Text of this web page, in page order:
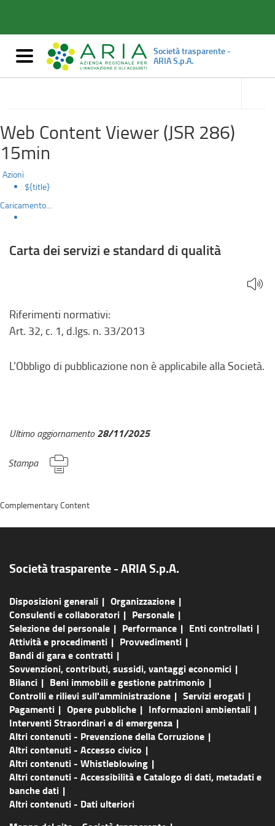
dei
servizi
e
di
qualità
Mostra/nascondi
navigazione
Società trasparente -
ARIA S.p.A.
accedi
Web Content Viewer (JSR 286)
15min
Azioni
${title}
Caricamento...
Carta dei servizi e standard di qualità
Riferimenti normativi:
Art. 32, c. 1, d.lgs. n. 33/2013
L’Obbligo di pubblicazione non è applicabile alla Società.
Ultimo aggiornamento28/11/2025
Stampa
Società trasparente - ARIA S.p.A.
Disposizioni generali
Organizzazione
Consulenti e collaboratori
Personale
Selezione del personale
Performance
Enti controllati
Attività e procedimenti
Provvedimenti
Bandi di gara e contratti
Sovvenzioni, contributi, sussidi, vantaggi economici
Bilanci
Beni immobili e gestione patrimonio
Controlli e rilievi sull'amministrazione
Servizi erogati
Pagamenti
Opere pubbliche
Informazioni ambientali
Interventi Straordinari e di emergenza
Altri contenuti - Prevenzione della Corruzione
Altri contenuti - Accesso civico
Altri contenuti - Whistleblowing
Altri contenuti - Accessibilità e Catalogo di dati, metadati e
banche dati
Altri contenuti - Dati ulteriori
Complementary Content